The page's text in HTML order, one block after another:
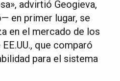
advirtió Geogieva,
en primer lugar, se
en el mercado de los
que comparó
para el sistema